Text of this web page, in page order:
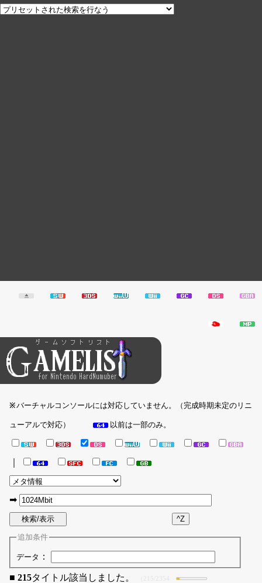
※バーチャルコンソールには対応していません。（完成時期未定のリニ
ューアルで対応） 以前は一部のみ。
➡
追加条件
データ ：
■ 215タイトル該当しました。